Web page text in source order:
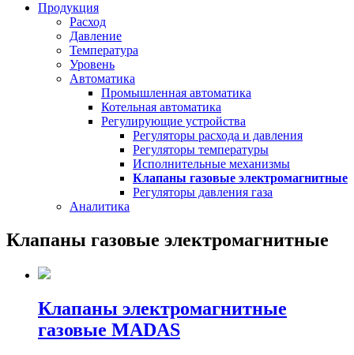
Продукция
Расход
Давление
Температура
Уровень
Автоматика
Промышленная автоматика
Котельная автоматика
Регулирующие устройства
Регуляторы расхода и давления
Регуляторы температуры
Исполнительные механизмы
Клапаны газовые электромагнитные
Регуляторы давления газа
Аналитика
Клапаны газовые электромагнитные
Клапаны электромагнитные
газовые MADAS